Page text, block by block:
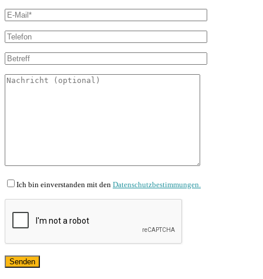
Ich bin einverstanden mit den Datenschutzbestimmungen.